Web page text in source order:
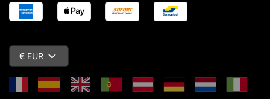
€ EUR